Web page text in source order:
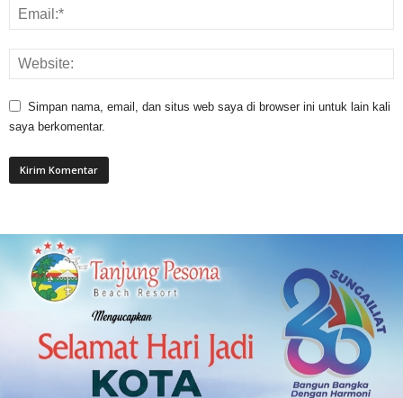
Simpan nama, email, dan situs web saya di browser ini untuk lain kali
saya berkomentar.